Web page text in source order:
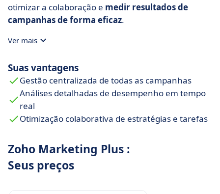
otimizar a colaboração e medir resultados de
campanhas de forma eficaz.
Ver mais
Suas vantagens
Gestão centralizada de todas as campanhas
Análises detalhadas de desempenho em tempo
real
Otimização colaborativa de estratégias e tarefas
Zoho Marketing Plus :
Seus preços